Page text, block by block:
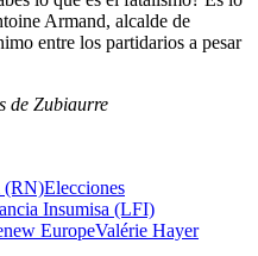
Armand, alcalde de
entre los partidarios a pesar
de Zubiaurre
(RN)Elecciones
Insumisa (LFI)
EuropeValérie Hayer